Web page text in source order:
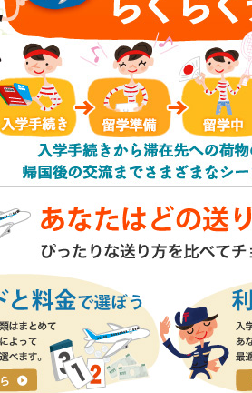
スピードと